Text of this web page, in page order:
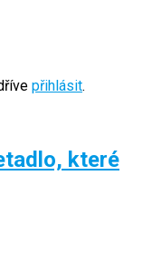
přihlásit.
které